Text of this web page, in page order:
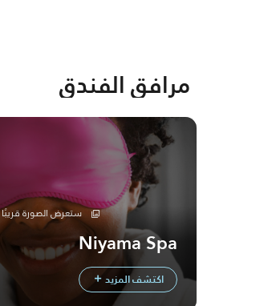
مرافق الفندق
ستعرض الصورة قريبًا
Niyama Spa
اكتشف المزيد